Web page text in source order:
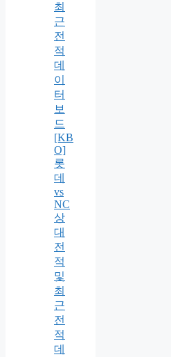
최
근
전
적
데
이
터
보
드
[KB
O]
롯
데
vs
NC
상
대
전
적
및
최
근
전
적
데